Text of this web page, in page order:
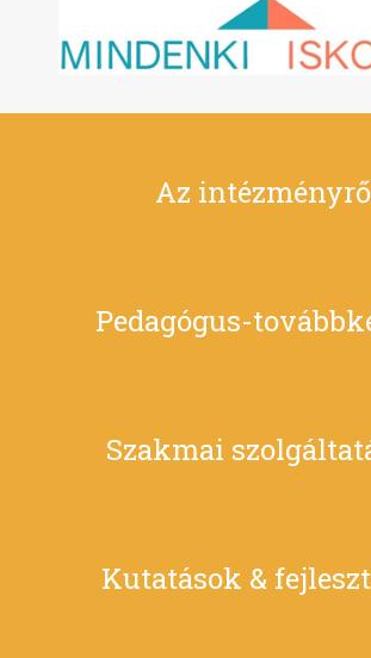
Az
Pedagógus-
Szakmai
Kutatások &